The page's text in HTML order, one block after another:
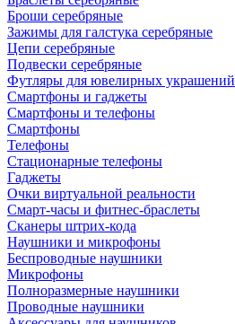
Броши серебряные
Зажимы для галстука серебряные
Цепи серебряные
Подвески серебряные
Футляры для ювелирных украшений
Смартфоны и гаджеты
Смартфоны и телефоны
Смартфоны
Телефоны
Стационарные телефоны
Гаджеты
Очки виртуальной реальности
Смарт-часы и фитнес-браслеты
Сканеры штрих-кода
Наушники и микрофоны
Беспроводные наушники
Микрофоны
Полноразмерные наушники
Проводные наушники